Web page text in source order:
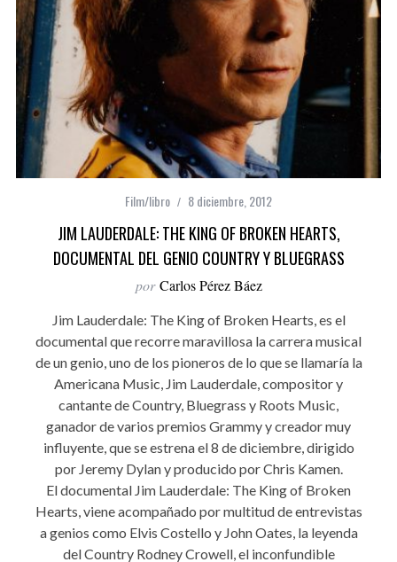
Film/libro 8 diciembre, 2012
JIM LAUDERDALE: THE KING OF BROKEN HEARTS,
DOCUMENTAL DEL GENIO COUNTRY Y BLUEGRASS
por Carlos Pérez Báez
Jim Lauderdale: The King of Broken Hearts, es el
documental que recorre maravillosa la carrera musical
de un genio, uno de los pioneros de lo que se llamaría la
Americana Music, Jim Lauderdale, compositor y
cantante de Country, Bluegrass y Roots Music,
ganador de varios premios Grammy y creador muy
influyente, que se estrena el 8 de diciembre, dirigido
por Jeremy Dylan y producido por Chris Kamen.
El documental Jim Lauderdale: The King of Broken
Hearts, viene acompañado por multitud de entrevistas
a genios como Elvis Costello y John Oates, la leyenda
del Country Rodney Crowell, el inconfundible